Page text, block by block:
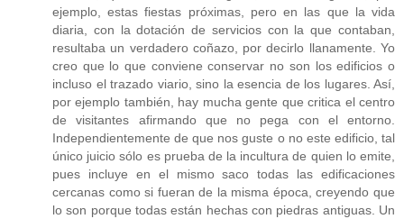
ejemplo, estas fiestas próximas, pero en las que la vida
diaria, con la dotación de servicios con la que contaban,
resultaba un verdadero coñazo, por decirlo llanamente. Yo
creo que lo que conviene conservar no son los edificios o
incluso el trazado viario, sino la esencia de los lugares. Así,
por ejemplo también, hay mucha gente que critica el centro
de visitantes afirmando que no pega con el entorno.
Independientemente de que nos guste o no este edificio, tal
único juicio sólo es prueba de la incultura de quien lo emite,
pues incluye en el mismo saco todas las edificaciones
cercanas como si fueran de la misma época, creyendo que
lo son porque todas están hechas con piedras antiguas. Un